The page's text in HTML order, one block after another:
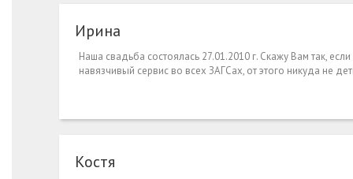
Ирина
Наша свадьба состоялась 27.01.2010 г. Скажу Вам так,
навязчивый сервис во всех ЗАГСах, от этого никуда не
Костя